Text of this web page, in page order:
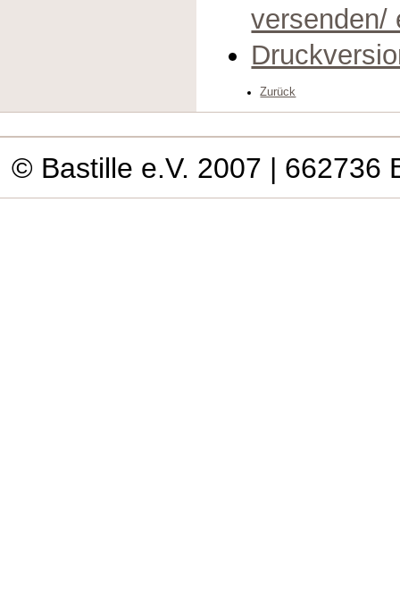
versenden/
Zurück
© Bastille e.V. 2007 | 662736